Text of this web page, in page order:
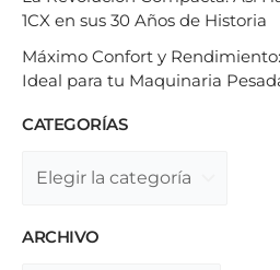
1CX en sus 30 Años de Historia
Máximo Confort y
Ideal para tu Maquinaria
CATEGORÍAS
ARCHIVO